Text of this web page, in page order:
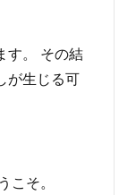
す。 その結
が生じる可
そ。